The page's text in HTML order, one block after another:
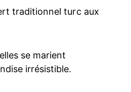
traditionnel turc aux
se marient
irrésistible.